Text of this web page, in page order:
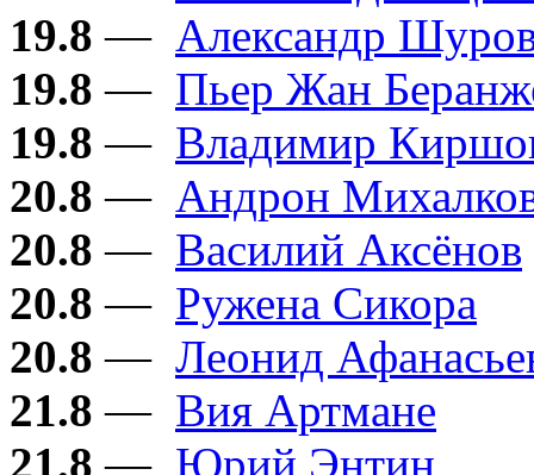
19.8 — Александр
19.8 — Пьер Жан
19.8 — Владимир
20.8 — Андрон
20.8 — Василий Аксёнов
20.8 — Ружена Сикора
20.8 — Леонид
21.8 — Вия Артмане
21.8 — Юрий Энтин